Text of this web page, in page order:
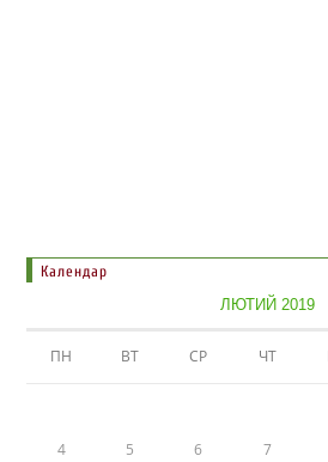
Календар
ЛЮТИЙ 2019
ПН ВТ СР ЧТ
4 5 6 7